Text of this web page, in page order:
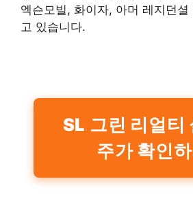
엑슨모빌, 화이자, 아머 레지던셜
고 있습니다.
SL 그린 리얼티
주가 확인